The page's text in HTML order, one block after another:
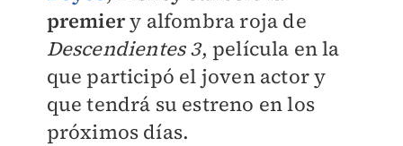
premiery alfombra roja de
Descendientes 3, película en la
que participó el joven actor y
que tendrá su estreno en los
próximos días.